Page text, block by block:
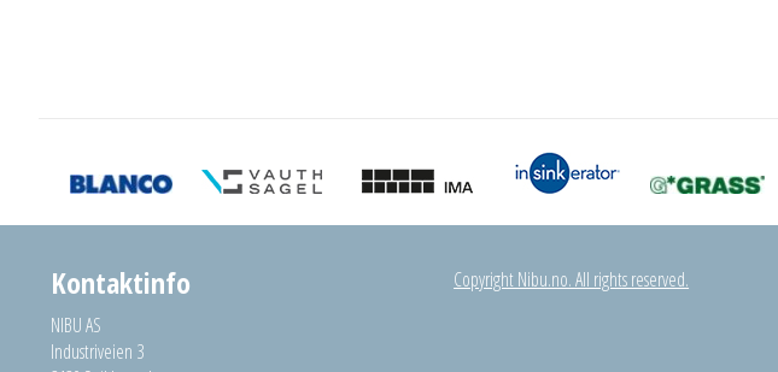
Kontaktinfo
NIBU AS
Industriveien 3
Copyright Nibu.no. All rights reserved.